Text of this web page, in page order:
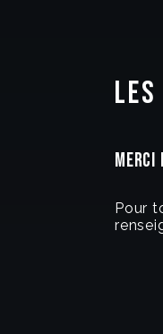
les
MERCI
Pour